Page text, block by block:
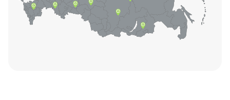
Контактная информация